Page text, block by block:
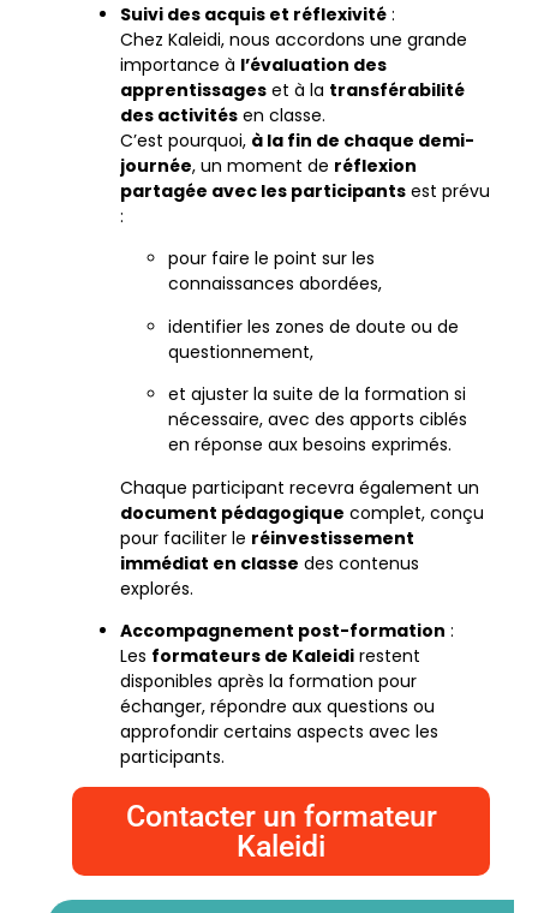
Suivi des acquis et réflexivité :
Chez Kaleidi, nous accordons une grande
importance à l’évaluation des
apprentissages et à la transférabilité
des activités en classe.
C’est pourquoi, à la fin de chaque demi-
journée, un moment de réflexion
partagée avec les participants est prévu
:
pour faire le point sur les
connaissances abordées,
identifier les zones de doute ou de
questionnement,
et ajuster la suite de la formation si
nécessaire, avec des apports ciblés
en réponse aux besoins exprimés.
Chaque participant recevra également un
document pédagogique complet, conçu
pour faciliter le réinvestissement
immédiat en classe des contenus
explorés.
Accompagnement post-formation :
Les formateurs de Kaleidi restent
disponibles après la formation pour
échanger, répondre aux questions ou
approfondir certains aspects avec les
participants.
Contacter un formateur
Kaleidi